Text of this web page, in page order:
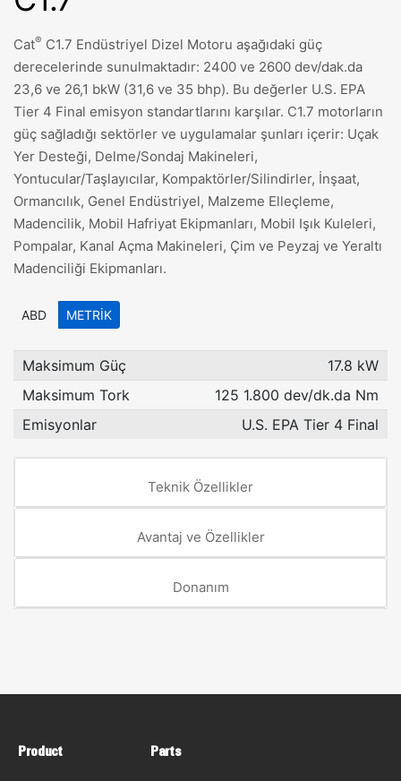
Cat® C1.7 Endüstriyel Dizel Motoru aşağıdaki güç
derecelerinde sunulmaktadır: 2400 ve 2600 dev/dak.da
23,6 ve 26,1 bkW (31,6 ve 35 bhp). Bu değerler U.S. EPA
Tier 4 Final emisyon standartlarını karşılar. C1.7 motorların
güç sağladığı sektörler ve uygulamalar şunları içerir: Uçak
Yer Desteği, Delme/Sondaj Makineleri,
Yontucular/Taşlayıcılar, Kompaktörler/Silindirler, İnşaat,
Ormancılık, Genel Endüstriyel, Malzeme Elleçleme,
Madencilik, Mobil Hafriyat Ekipmanları, Mobil Işık Kuleleri,
Pompalar, Kanal Açma Makineleri, Çim ve Peyzaj ve Yeraltı
Madenciliği Ekipmanları.
ABD METRIK
Maksimum Güç
17.8 kW
Maksimum Tork
125 1.800 dev/dk.da Nm
Emisyonlar
U.S. EPA Tier 4 Final
Teknik Özellikler
Avantaj ve Özellikler
Donanım
Product Parts